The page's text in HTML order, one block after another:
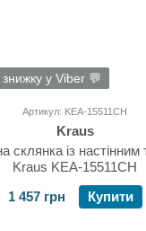
у Viber 💬
Артикул: KEA-15511CH
Kraus
склянка із
Kraus KEA-15511CH
1 457 грн
Купити